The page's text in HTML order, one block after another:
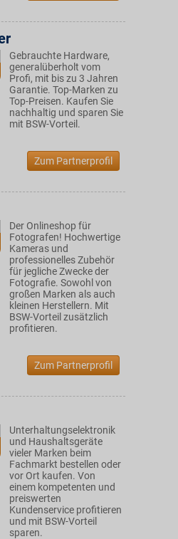
Gebrauchte Hardware,
generalüberholt vom
Profi, mit bis zu 3 Jahren
Garantie. Top-Marken zu
Top-Preisen. Kaufen Sie
nachhaltig und sparen Sie
mit BSW-Vorteil.
Zum Partnerprofil
Der Onlineshop für
Fotografen! Hochwertige
Kameras und
professionelles Zubehör
für jegliche Zwecke der
Fotografie. Sowohl von
großen Marken als auch
kleinen Herstellern. Mit
BSW-Vorteil zusätzlich
profitieren.
Zum Partnerprofil
Unterhaltungselektronik
und Haushaltsgeräte
vieler Marken beim
Fachmarkt bestellen oder
vor Ort kaufen. Von
einem kompetenten und
preiswerten
Kundenservice profitieren
und mit BSW-Vorteil
sparen.